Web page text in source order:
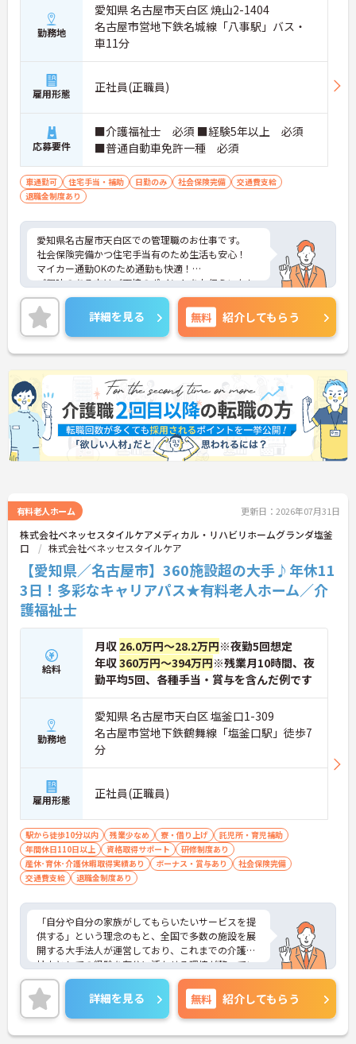
勤務地
愛知県 名古屋市天白区 焼山2-1404
名古屋市営地下鉄名城線「八事駅」バス・
車11分
雇用形態 正社員(正職員)
応募要件
■介護福祉士 必須 ■経験5年以上 必須
■普通自動車免許一種 必須
車通勤可 住宅手当・補助 日勤のみ 社会保険完備
交通費支給
退職金制度あり
愛知県名古屋市天白区での管理職のお仕事です。
社会保険完備かつ住宅手当有のため生活も安心！
マイカー通勤OKのため通勤も快適！
ご興味のある方はご面接のポイントをお伝えいたし
ますので、お気軽にご相談ください。
詳細を見る 無料 紹介してもらう
有料老人ホーム 更新日：2026年07月31日
株式会社ベネッセスタイルケアメディカル・リハビリホームグランダ塩釜
口
株式会社ベネッセスタイルケア
【愛知県／名古屋市】360施設超の大手♪年休11
3日！多彩なキャリアパス★有料老人ホーム／介
護福祉士
給料
月収 26.0万円～28.2万円※夜勤5回想定
年収360万円～394万円※残業月10時間、夜
勤平均5回、各種手当・賞与を含んだ例です
勤務地
愛知県 名古屋市天白区 塩釜口1-309
名古屋市営地下鉄鶴舞線「塩釜口駅」徒歩7
分
雇用形態 正社員(正職員)
駅から徒歩10分以内 残業少なめ 寮・借り上げ
託児所・育児補助
年間休日110日以上
資格取得サポート
研修制度あり
産休･育休･介護休暇取得実績あり
ボーナス・賞与あり
社会保険完備
交通費支給
退職金制度あり
「自分や自分の家族がしてもらいたいサービスを提
供する」という理念のもと、全国で多数の施設を展
開する大手法人が運営しており、これまでの介護福
祉士としての経験を存分に活かせる環境が整ってい
ます。最大の魅力は、専門性を正当に評価する独自
の社内資格「マジ神制度」。認知症ケア等の分野で
認定されると最大月4万円の手当が加算され、確実
な収入アップが可能です。また、スマホでの記録入
力や睡眠センサー等のDX化により、夜間業務などの
詳細を見る 無料 紹介してもらう